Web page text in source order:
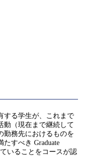
する学生が、これまで
動（現在まで継続して
勤務先におけるものを
すべき Graduate
いることをコースが認